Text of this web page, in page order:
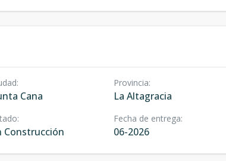
:
Cana
Provincia:
La Altagracia
:
Construcción
Fecha de entrega:
06-2026